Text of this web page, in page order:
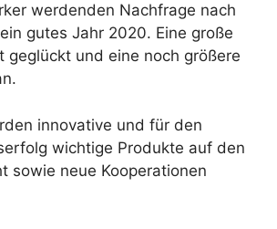
werdenden Nachfrage nach
gutes Jahr 2020. Eine große
geglückt und eine noch größere
innovative und für den
wichtige Produkte auf den
sowie neue Kooperationen